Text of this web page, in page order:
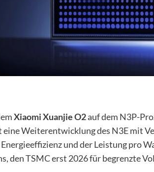
Xiaomi Xuanjie O2auf dem N3P-
Weiterentwicklung des N3E mit
und der Leistung pro
den TSMC erst 2026 für begrenzte